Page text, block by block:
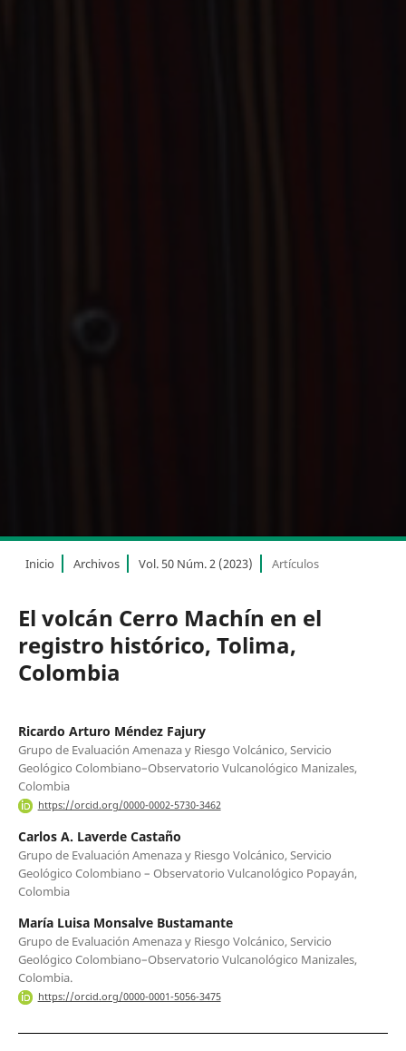
Inicio Archivos Vol. 50 Núm. 2 (2023) Artículos
El volcán Cerro Machín en el
registro histórico, Tolima,
Colombia
Ricardo Arturo Méndez Fajury
Grupo de Evaluación Amenaza y Riesgo Volcánico, Servicio
Geológico Colombiano–Observatorio Vulcanológico Manizales,
Colombia
https://orcid.org/0000-0002-5730-3462
Carlos A. Laverde Castaño
Grupo de Evaluación Amenaza y Riesgo Volcánico, Servicio
Geológico Colombiano – Observatorio Vulcanológico Popayán,
Colombia
María Luisa Monsalve Bustamante
Grupo de Evaluación Amenaza y Riesgo Volcánico, Servicio
Geológico Colombiano–Observatorio Vulcanológico Manizales,
Colombia.
https://orcid.org/0000-0001-5056-3475